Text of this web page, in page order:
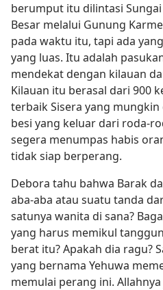
berumput itu dilintasi
Besar melalui Gunung
pada waktu itu, tapi ada
yang luas. Itu adalah
mendekat dengan kilauan
Kilauan itu berasal dari 900
terbaik Sisera yang
besi yang keluar dari roda-
segera menumpas habis
tidak siap berperang.
Debora tahu bahwa Barak
aba-aba atau suatu tanda
satunya wanita di sana?
yang harus memikul
berat itu? Apakah dia ragu?
yang bernama Yehuwa
memulai perang ini.